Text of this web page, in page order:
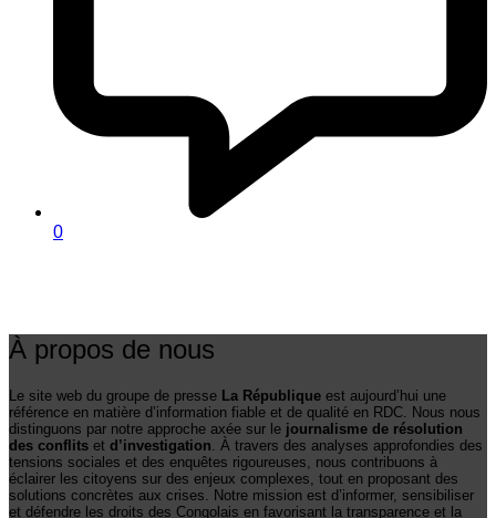
0
À propos de nous
Le site web du groupe de presse La République est aujourd’hui une
référence en matière d’information fiable et de qualité en RDC. Nous nous
distinguons par notre approche axée sur le journalisme de résolution
des conflits et d’investigation. À travers des analyses approfondies des
tensions sociales et des enquêtes rigoureuses, nous contribuons à
éclairer les citoyens sur des enjeux complexes, tout en proposant des
solutions concrètes aux crises. Notre mission est d’informer, sensibiliser
et défendre les droits des Congolais en favorisant la transparence et la